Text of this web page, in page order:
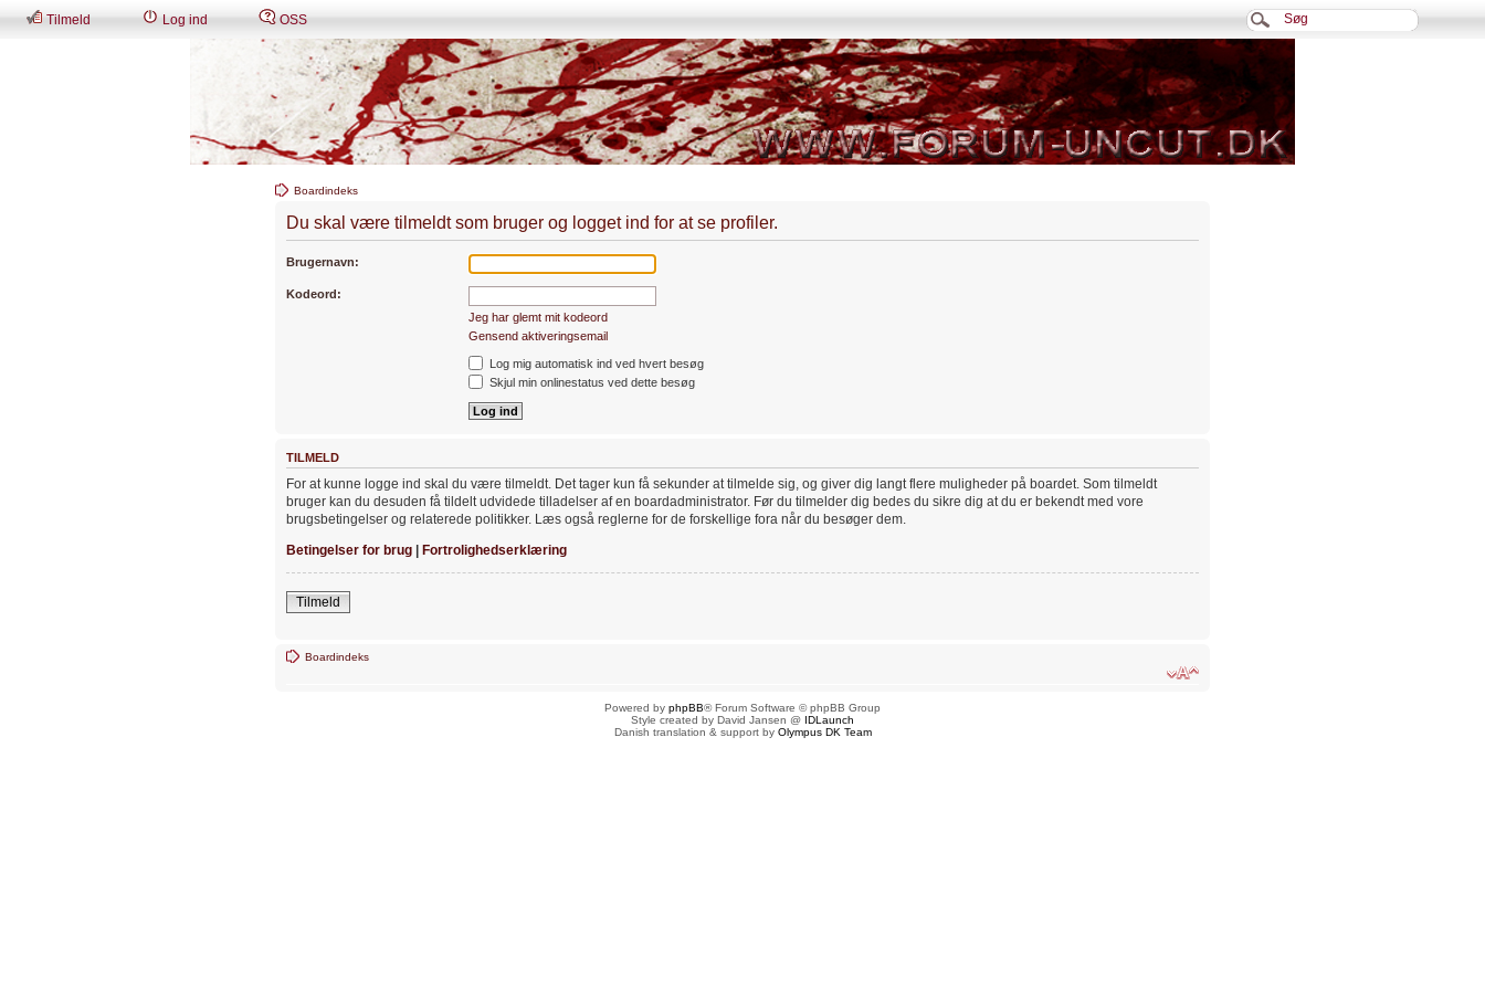
Tilmeld Log ind OSS
Boardindeks
Du skal være tilmeldt som bruger og logget ind for at se profiler.
Brugernavn:
Kodeord:
Jeg har glemt mit kodeord
Gensend aktiveringsemail
Log mig automatisk ind ved hvert besøg
Skjul min onlinestatus ved dette besøg
TILMELD
For at kunne logge ind skal du være tilmeldt. Det tager kun få sekunder at tilmelde sig, og giver dig langt flere muligheder på boardet. Som tilmeldt
bruger kan du desuden få tildelt udvidede tilladelser af en boardadministrator. Før du tilmelder dig bedes du sikre dig at du er bekendt med vore
brugsbetingelser og relaterede politikker. Læs også reglerne for de forskellige fora når du besøger dem.
Betingelser for brug | Fortrolighedserklæring
Tilmeld
Boardindeks
Powered by phpBB® Forum Software © phpBB Group
Style created by David Jansen @ IDLaunch
Danish translation & support by Olympus DK Team